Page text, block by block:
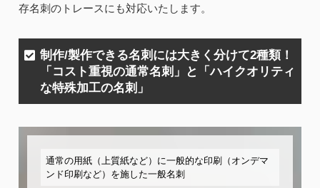
存名刺のトレースにも対応いたします。
制作/製作できる名刺には大きく分けて2種類！
「コスト重視の通常名刺」と「ハイクオリティ
な特殊加工の名刺」
通常の用紙（上質紙など）に一般的な印刷（オンデマ
ンド印刷など）を施した一般名刺